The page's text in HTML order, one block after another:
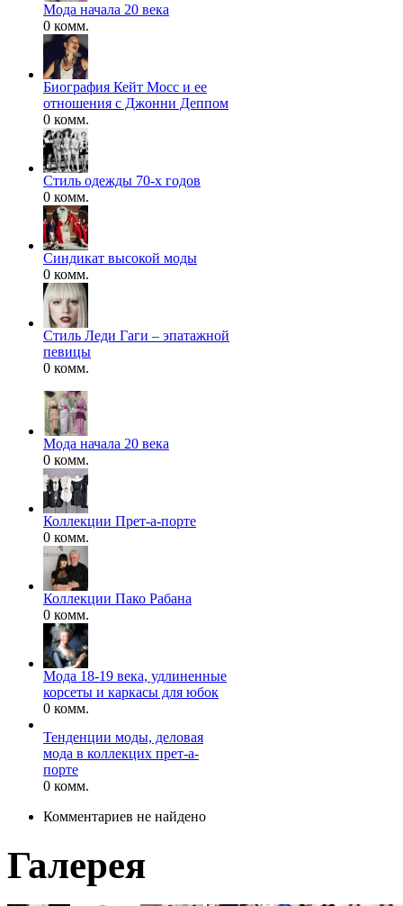
Мода начала 20 века
0 комм.
Биография Кейт Мосс и ее
отношения с Джонни Деппом
0 комм.
Стиль одежды 70-х годов
0 комм.
Синдикат высокой моды
0 комм.
Стиль Леди Гаги – эпатажной
певицы
0 комм.
Мода начала 20 века
0 комм.
Коллекции Прет-а-порте
0 комм.
Коллекции Пако Рабана
0 комм.
Мода 18-19 века, удлиненные
корсеты и каркасы для юбок
0 комм.
Тенденции моды, деловая
мода в коллекцих прет-а-
порте
0 комм.
Комментариев не найдено
Галерея